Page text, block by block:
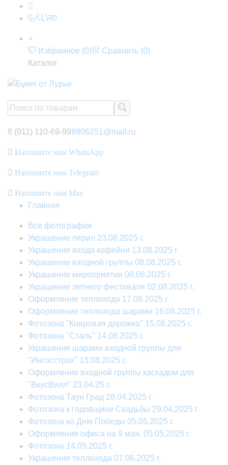
0
×
Избранное (0) Сравнить (0)
Каталог
8 (911) 110-69-998906251@mail.ru
Напишите нам WhatsApp
Напишите нам Telegram
Напишите нам Max
Главная
Все фотографии
Украшение перил 23.08.2025 г.
Украшение входа кофейни 13.08.2025 г.
Украшение входной группы 08.08.2025 г.
Украшение мероприятия 08.08.2025 г.
Украшение летнего фестиваля 02.08.2025 г.
Оформление теплохода 17.08.2025 г.
Оформление теплохода шарами 16.08.2025 г.
Фотозона "Ковровая дорожка" 15.08.2025 г.
Фотозона "Сталь" 14.08.2025 г.
Украшение шарами входной группы для
"Ингосстрах" 13.08.2025 г.
Оформление входной группы каскадом для
"ВкусВилл" 23.04.25 г.
Фотозона Таун Град 28.04.2025 г.
Фотозона к годовщине Свадьбы 29.04.2025 г.
Фотозона ко Дню Победы 05.05.2025 г.
Оформление офиса на 9 мая, 05.05.2025 г.
Фотозона 14.05.2025 г.
Украшение теплохода 07.06.2025 г.